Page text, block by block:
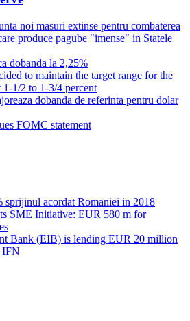
noi masuri extinse pentru combaterea
produce pagube "imense" in Statele
dobanda la 2,25%
to maintain the target range for the
1-1/2 to 1-3/4 percent
dobanda de referinta pentru dolar
FOMC statement
sprijinul acordat Romaniei in 2018
SME Initiative: EUR 580 m for
Bank (EIB) is lending EUR 20 million
IFN